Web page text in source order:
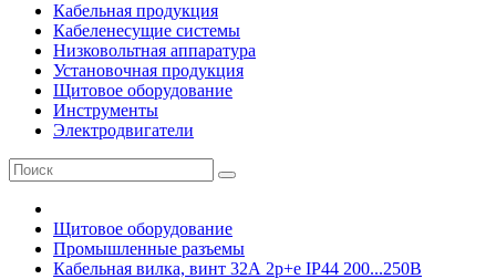
Кабельная продукция
Кабеленесущие системы
Низковольтная аппаратура
Установочная продукция
Щитовое оборудование
Инструменты
Электродвигатели
Щитовое оборудование
Промышленные разъемы
Кабельная вилка, винт 32А 2p+e IP44 200...250В